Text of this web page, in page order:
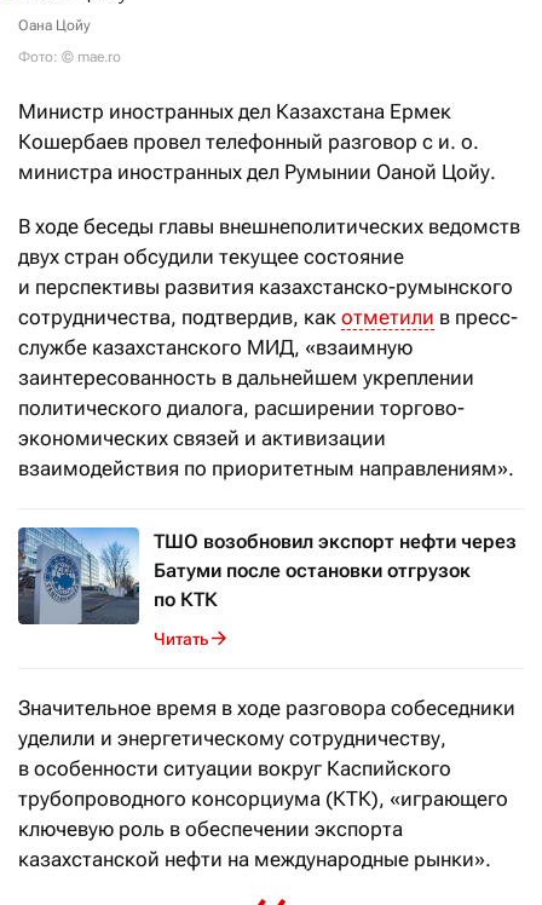
Оана Цойу
Фото: © mae.ro
Министр иностранных дел Казахстана Ермек
Кошербаев провел телефонный разговор с и. о.
министра иностранных дел Румынии Оаной Цойу.
В ходе беседы главы внешнеполитических ведомств
двух стран обсудили текущее состояние
и перспективы развития казахстанско-румынского
сотрудничества, подтвердив, как отметили в пресс-
службе казахстанского МИД, «взаимную
заинтересованность в дальнейшем укреплении
политического диалога, расширении торгово-
экономических связей и активизации
взаимодействия по приоритетным направлениям».
ТШО возобновил экспорт нефти через
Батуми после остановки отгрузок
по КТК
Читать
Значительное время в ходе разговора собеседники
уделили и энергетическому сотрудничеству,
в особенности ситуации вокруг Каспийского
трубопроводного консорциума (КТК), «играющего
ключевую роль в обеспечении экспорта
казахстанской нефти на международные рынки».